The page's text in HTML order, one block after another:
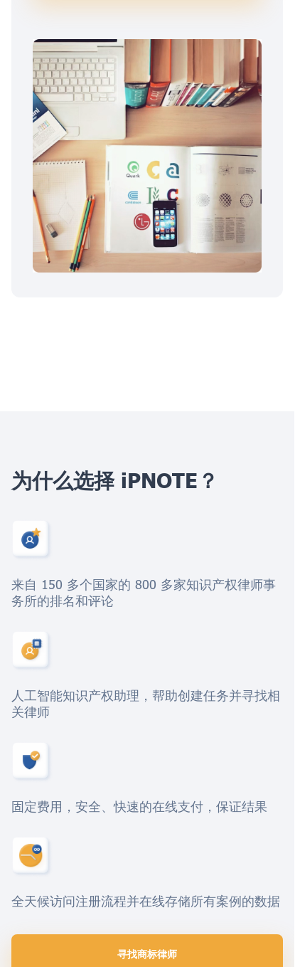
为什么选择 iPNOTE？
来自 150 多个国家的 800 多家知识产权律师事
务所的排名和评论
人工智能知识产权助理，帮助创建任务并寻找相
关律师
固定费用，安全、快速的在线支付，保证结果
全天候访问注册流程并在线存储所有案例的数据
寻找商标律师